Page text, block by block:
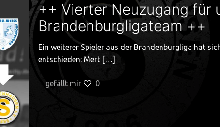
++ Vierter Neuzugang für
Brandenburgligateam ++
Ein weiterer Spieler aus der Brandenburgliga hat
entschieden: Mert […]
gefällt mir 0